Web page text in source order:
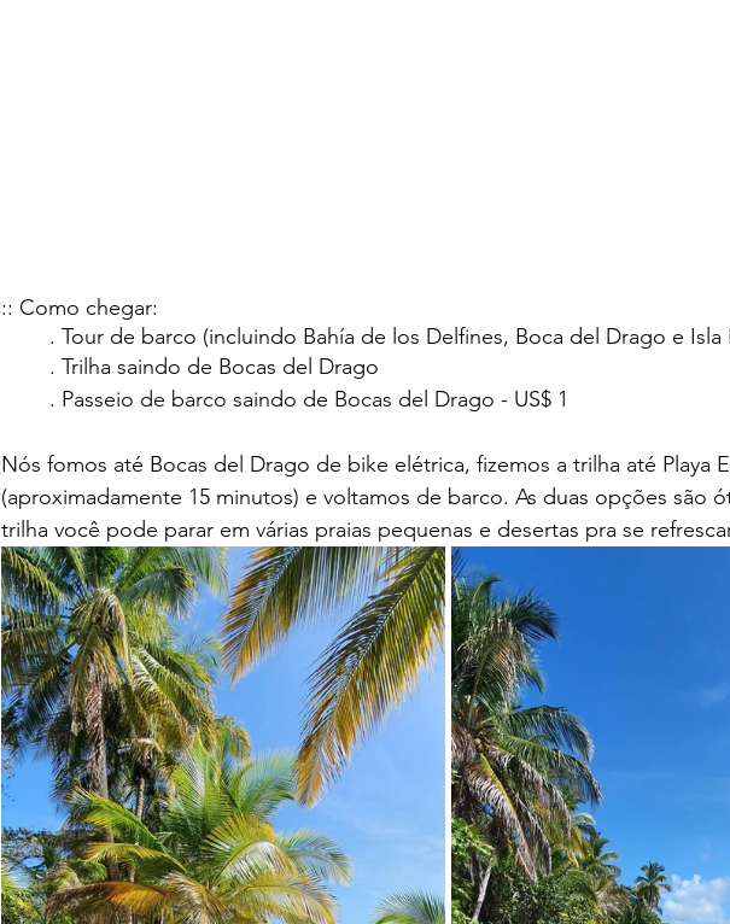
:: Como chegar:
. Tour de barco (incluindo Bahía de los Delfines, Boca del Drago e Isla
	. Trilha saindo de Bocas del Drago
	. Passeio de barco saindo de Bocas del Drago - US$ 1
Nós fomos até Bocas del Drago de bike elétrica, fizemos a trilha até Playa
(aproximadamente 15 minutos) e voltamos de barco. As duas opções são
trilha você pode parar em várias praias pequenas e desertas pra se